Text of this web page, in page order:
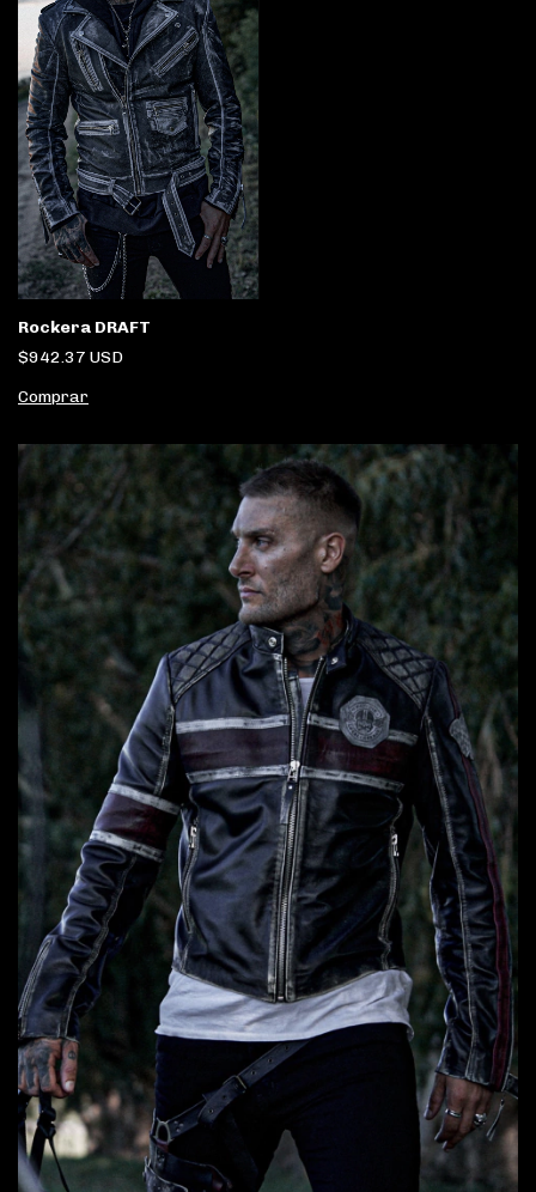
Rockera DRAFT
$942.37 USD
Comprar